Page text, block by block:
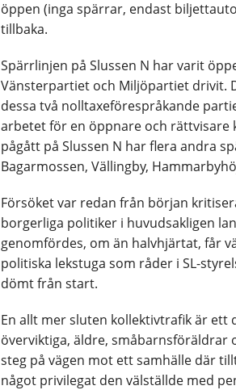
öppen (inga spärrar, endast
tillbaka.
Spärrlinjen på Slussen N har varit
Vänsterpartiet och Miljöpartiet drivit.
dessa två nolltaxeförespråkande
arbetet för en öppnare och
pågått på Slussen N har flera andra
Bagarmossen, Vällingby,
Försöket var redan från början
borgerliga politiker i huvudsakligen
genomfördes, om än halvhjärtat, får
politiska lekstuga som råder i SL-
dömt från start.
En allt mer sluten kollektivtrafik är
överviktiga, äldre, småbarnsföräldrar
steg på vägen mot ett samhälle där
något privilegat den välställde med